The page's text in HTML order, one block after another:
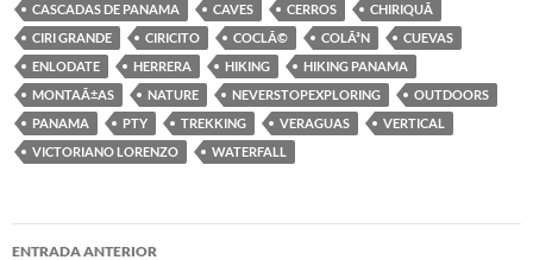
CASCADAS DE PANAMA
CAVES CERROS
CHIRIQUÃ­
CIRI GRANDE
CIRICITO COCLÃ© COLÃ³N
CUEVAS
ENLODATE
HERRERA HIKING
HIKING PANAMA
MONTAÃ±AS
NATURE NEVERSTOPEXPLORING
OUTDOORS
PANAMA
PTY TREKKING VERAGUAS
VERTICAL
VICTORIANO LORENZO
WATERFALL
ENTRADA ANTERIOR